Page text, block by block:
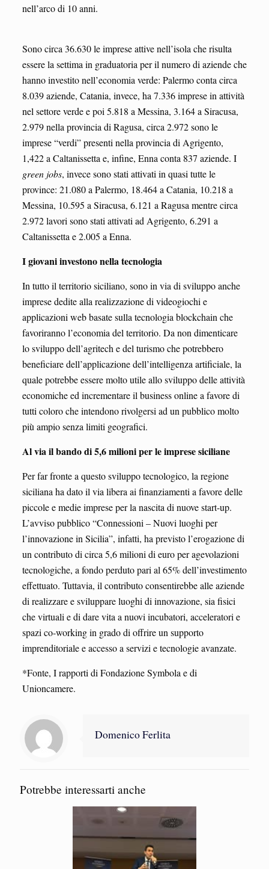
nell’arco di 10 anni.
Sono circa 36.630 le imprese attive nell’isola che risulta
essere la settima in graduatoria per il numero di aziende che
hanno investito nell’economia verde: Palermo conta circa
8.039 aziende, Catania, invece, ha 7.336 imprese in attività
nel settore verde e poi 5.818 a Messina, 3.164 a Siracusa,
2.979 nella provincia di Ragusa, circa 2.972 sono le
imprese “verdi” presenti nella provincia di Agrigento,
1,422 a Caltanissetta e, infine, Enna conta 837 aziende. I
green jobs, invece sono stati attivati in quasi tutte le
province: 21.080 a Palermo, 18.464 a Catania, 10.218 a
Messina, 10.595 a Siracusa, 6.121 a Ragusa mentre circa
2.972 lavori sono stati attivati ad Agrigento, 6.291 a
Caltanissetta e 2.005 a Enna.
I giovani investono nella tecnologia
In tutto il territorio siciliano, sono in via di sviluppo anche
imprese dedite alla realizzazione di videogiochi e
applicazioni web basate sulla tecnologia blockchain che
favoriranno l’economia del territorio. Da non dimenticare
lo sviluppo dell’agritech e del turismo che potrebbero
beneficiare dell’applicazione dell’intelligenza artificiale, la
quale potrebbe essere molto utile allo sviluppo delle attività
economiche ed incrementare il business online a favore di
tutti coloro che intendono rivolgersi ad un pubblico molto
più ampio senza limiti geografici.
Al via il bando di 5,6 milioni per le imprese siciliane
Per far fronte a questo sviluppo tecnologico, la regione
siciliana ha dato il via libera ai finanziamenti a favore delle
piccole e medie imprese per la nascita di nuove start-up.
L’avviso pubblico “Connessioni – Nuovi luoghi per
l’innovazione in Sicilia”, infatti, ha previsto l’erogazione di
un contributo di circa 5,6 milioni di euro per agevolazioni
tecnologiche, a fondo perduto pari al 65% dell’investimento
effettuato. Tuttavia, il contributo consentirebbe alle aziende
di realizzare e sviluppare luoghi di innovazione, sia fisici
che virtuali e di dare vita a nuovi incubatori, acceleratori e
spazi co-working in grado di offrire un supporto
imprenditoriale e accesso a servizi e tecnologie avanzate.
*Fonte, I rapporti di Fondazione Symbola e di
Unioncamere.
Domenico Ferlita
Potrebbe interessarti anche